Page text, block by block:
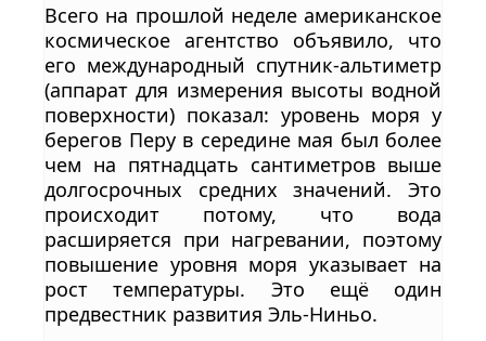
Всего на прошлой неделе американское
космическое агентство объявило, что
его международный спутник-альтиметр
(аппарат для измерения высоты водной
поверхности) показал: уровень моря у
берегов Перу в середине мая был более
чем на пятнадцать сантиметров выше
долгосрочных средних значений. Это
происходит потому, что вода
расширяется при нагревании, поэтому
повышение уровня моря указывает на
рост температуры. Это ещё один
предвестник развития Эль-Ниньо.